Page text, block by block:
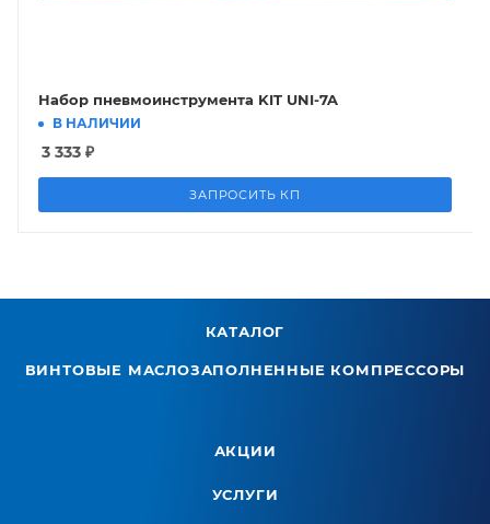
Набор пневмоинструмента KIT UNI-7A
В НАЛИЧИИ
3 333 ₽
ЗАПРОСИТЬ КП
КАТАЛОГ
ВИНТОВЫЕ МАСЛОЗАПОЛНЕННЫЕ КОМПРЕССОРЫ
АКЦИИ
УСЛУГИ